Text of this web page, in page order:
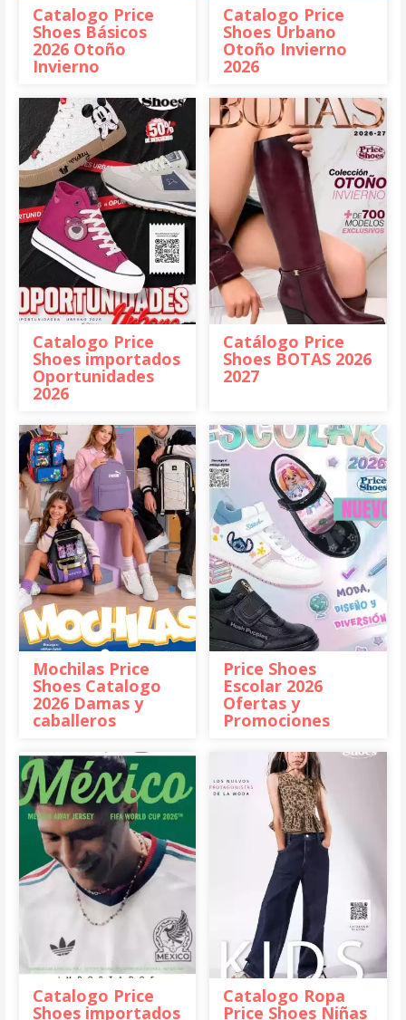
Catalogo Price
Shoes Básicos
2026 Otoño
Invierno
Catalogo Price
Shoes Urbano
Otoño Invierno
2026
Catalogo Price
Shoes importados
Oportunidades
2026
Catálogo Price
Shoes BOTAS 2026
2027
Mochilas Price
Shoes Catalogo
2026 Damas y
caballeros
Price Shoes
Escolar 2026
Ofertas y
Promociones
Catalogo Price
Shoes importados
Catalogo Ropa
Price Shoes Niñas